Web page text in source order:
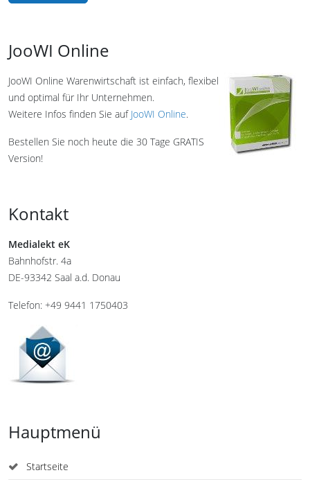
JooWI Online
JooWI Online Warenwirtschaft ist einfach, flexibel
und optimal für Ihr Unternehmen.
Weitere Infos finden Sie auf JooWI Online.
Bestellen Sie noch heute die 30 Tage GRATIS
Version!
Kontakt
Medialekt eK
Bahnhofstr. 4a
DE-93342 Saal a.d. Donau
Telefon: +49 9441 1750403
Hauptmenü
Startseite